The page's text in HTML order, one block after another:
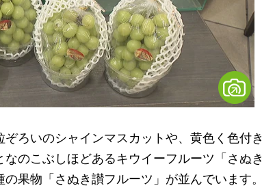
ろいのシャインマスカットや、黄色く色付き
のこぶしほどあるキウイーフルーツ「さぬき
果物「さぬき讃フルーツ」が並んでいます。